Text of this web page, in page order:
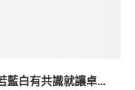
白有共識就讓卓...